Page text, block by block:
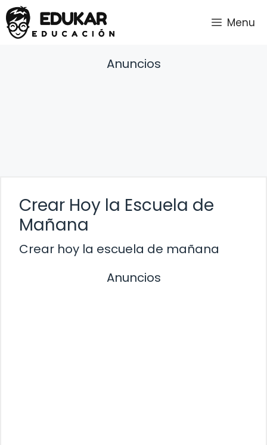
Saltar
al
contenido
Menu
Anuncios
Crear Hoy la Escuela de
Mañana
Crear hoy la escuela de mañana
Anuncios